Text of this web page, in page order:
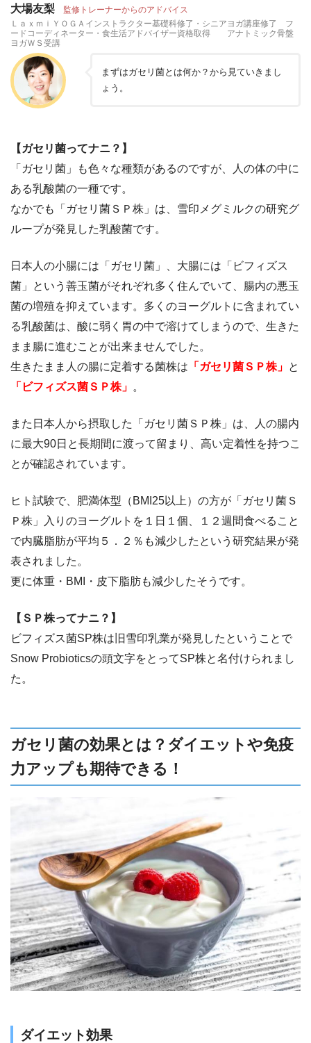
大場友梨 監修トレーナーからのアドバイス
ＬａｘｍｉＹＯＧＡインストラクター基礎科修了・シニアヨガ講座修了 フ
ードコーディネーター・食生活アドバイザー資格取得 アナトミック骨盤
ヨガＷＳ受講
まずはガセリ菌とは何か？から見ていきまし
ょう。
【ガセリ菌ってナニ？】
「ガセリ菌」も色々な種類があるのですが、人の体の中に
ある乳酸菌の一種です。
なかでも「ガセリ菌ＳＰ株」は、雪印メグミルクの研究グ
ループが発見した乳酸菌です。
日本人の小腸には「ガセリ菌」、大腸には「ビフィズス
菌」という善玉菌がそれぞれ多く住んでいて、腸内の悪玉
菌の増殖を抑えています。多くのヨーグルトに含まれてい
る乳酸菌は、酸に弱く胃の中で溶けてしまうので、生きた
まま腸に進むことが出来ませんでした。
生きたまま人の腸に定着する菌株は 「ガセリ菌ＳＰ株」 と
「ビフィズス菌ＳＰ株」 。
また日本人から摂取した「ガセリ菌ＳＰ株」は、人の腸内
に最大90日と長期間に渡って留まり、高い定着性を持つこ
とが確認されています。
ヒト試験で、肥満体型（BMI25以上）の方が「ガセリ菌Ｓ
Ｐ株」入りのヨーグルトを１日１個、１２週間食べること
で内臓脂肪が平均５．２％も減少したという研究結果が発
表されました。
更に体重・BMI・皮下脂肪も減少したそうです。
【ＳＰ株ってナニ？】
ビフィズス菌SP株は旧雪印乳業が発見したということで
Snow Probioticsの頭文字をとってSP株と名付けられまし
た。
ガセリ菌の効果とは？ダイエットや免疫
力アップも期待できる！
ダイエット効果